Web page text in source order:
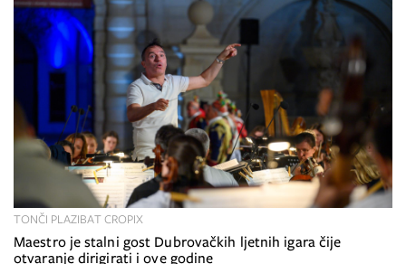
Maestro je stalni gost Dubrovačkih ljetnih igara čije
otvaranje dirigirati i ove godine
TONČI PLAZIBAT CROPIX